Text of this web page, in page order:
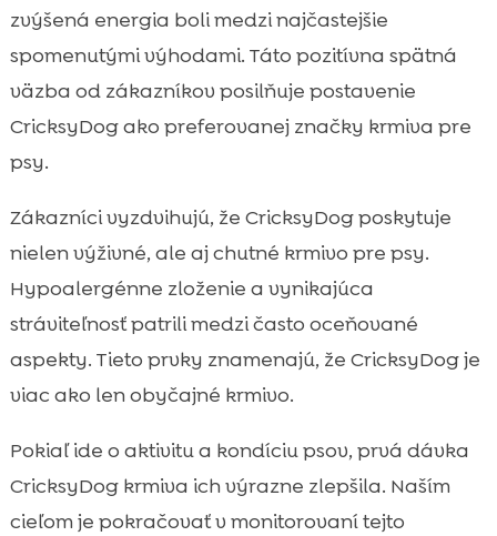
zvýšená energia boli medzi najčastejšie
spomenutými výhodami. Táto pozitívna spätná
väzba od zákazníkov posilňuje postavenie
CricksyDog ako preferovanej značky krmiva pre
psy.
Zákazníci vyzdvihujú, že CricksyDog poskytuje
nielen výživné, ale aj chutné krmivo pre psy.
Hypoalergénne zloženie a vynikajúca
stráviteľnosť patrili medzi často oceňované
aspekty. Tieto prvky znamenajú, že CricksyDog je
viac ako len obyčajné krmivo.
Pokiaľ ide o aktivitu a kondíciu psov, prvá dávka
CricksyDog krmiva ich výrazne zlepšila. Naším
cieľom je pokračovať v monitorovaní tejto